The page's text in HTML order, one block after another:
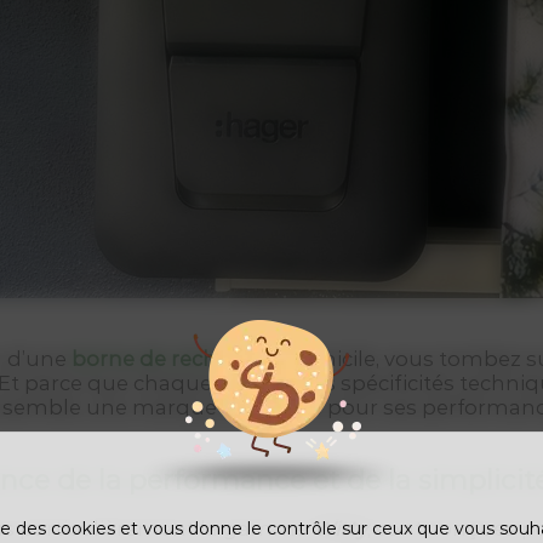
des cookies et vous donne le contrôle sur ceux que vous
borne de rechargeà domicile, vous tombez
parce que chaque borne à ses spécificités
une marque reconnue pour ses
de la performance et de la
particulièrement la gammeWitty , sont conçues